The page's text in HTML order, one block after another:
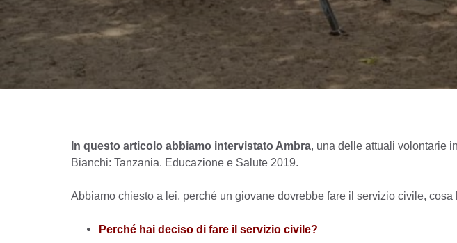
In questo articolo abbiamo intervistato Ambra, una delle attuali volontarie
Bianchi: Tanzania. Educazione e Salute 2019.
Abbiamo chiesto a lei, perché un giovane dovrebbe fare il servizio civile,
Perché hai deciso di fare il servizio civile?